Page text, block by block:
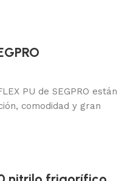
PU de SEGPRO están
comodidad y gran